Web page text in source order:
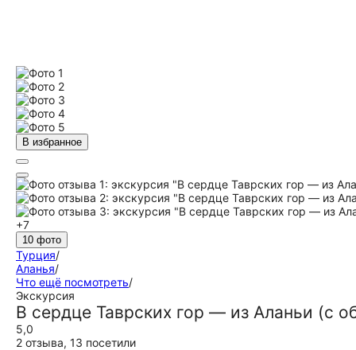
В избранное
+7
10 фото
Турция/
Аланья/
Что ещё посмотреть/
Экскурсия
В сердце Таврских гор — из Аланьи (с
5,0
2 отзыва, 13 посетили